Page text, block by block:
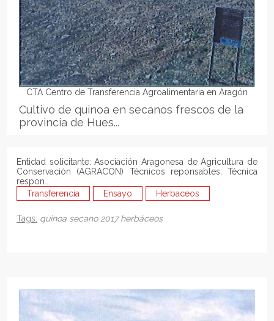
CTA Centro de Transferencia Agroalimentaria en Aragón
Cultivo de quinoa en secanos frescos de la
provincia de Hues...
Entidad solicitante: Asociación Aragonesa de Agricultura de
Conservación (AGRACON) Técnicos reponsables: Técnica
respon...
Transferencia
Ensayo Herbaceos
Tags: quinoa secano2017herbáceos